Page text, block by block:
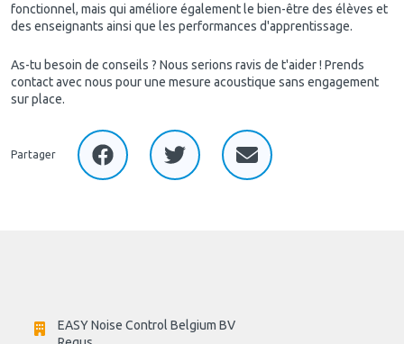
fonctionnel, mais qui améliore également le bien-être des élèves et
des enseignants ainsi que les performances d'apprentissage.
As-tu besoin de conseils ? Nous serions ravis de t'aider ! Prends
contact avec nous pour une mesure acoustique sans engagement
sur place.
Partager
EASY Noise Control Belgium BV